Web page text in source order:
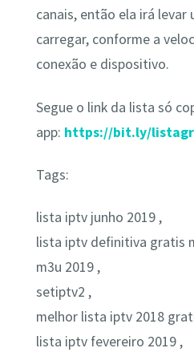
canais, então ela irá levar
carregar, conforme a
conexão e dispositivo.
Segue o link da lista só
app: https://bit.ly/
Tags:
lista iptv junho 2019 ,
lista iptv definitiva gratis
m3u 2019 ,
setiptv2 ,
melhor lista iptv 2018
lista iptv fevereiro 2019 ,